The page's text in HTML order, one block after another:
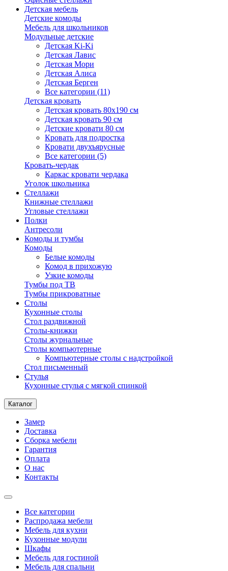
Детская мебель
Детские комоды
Мебель для школьников
Модульные детские
Детская Ki-Ki
Детская Лавис
Детская Мори
Детская Алиса
Детская Берген
Все категории (11)
Детская кровать
Детская кровать 80х190 см
Детская кровать 90 см
Детские кровати 80 см
Кровать для подростка
Кровати двухъярусные
Все категории (5)
Кровать-чердак
Каркас кровати чердака
Уголок школьника
Стеллажи
Книжные стеллажи
Угловые стеллажи
Полки
Антресоли
Комоды и тумбы
Комоды
Белые комоды
Комод в прихожую
Узкие комоды
Тумбы под ТВ
Тумбы прикроватные
Столы
Кухонные столы
Стол раздвижной
Столы-книжки
Столы журнальные
Столы компьютерные
Компьютерные столы с надстройкой
Стол письменный
Стулья
Кухонные стулья с мягкой спинкой
Каталог
Замер
Доставка
Сборка мебели
Гарантия
Оплата
О нас
Контакты
Все категории
Распродажа мебели
Мебель для кухни
Кухонные модули
Шкафы
Мебель для гостиной
Мебель для спальни